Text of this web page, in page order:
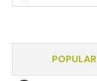
POPULAR